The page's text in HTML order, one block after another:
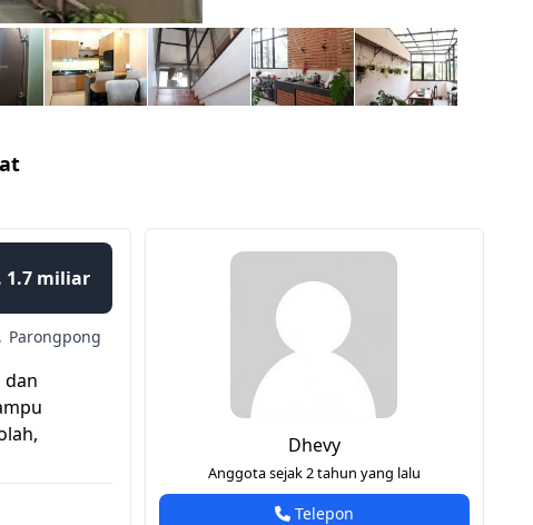
1.7 miliar
Parongpong
dan
Dhevy
Anggota sejak 2 tahun yang lalu
Telepon